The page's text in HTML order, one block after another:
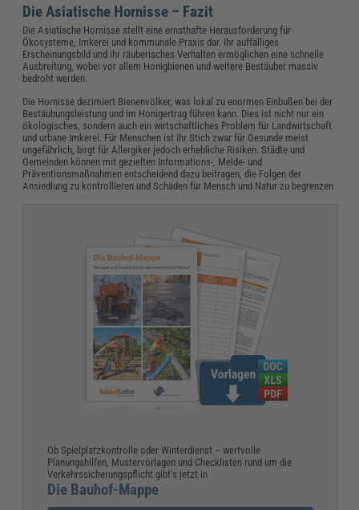
Die Asiatische Hornisse – Fazit
Die Asiatische Hornisse stellt eine ernsthafte Herausforderung für
Ökosysteme, Imkerei und kommunale Praxis dar. Ihr auffälliges
Erscheinungsbild und ihr räuberisches Verhalten ermöglichen eine schnelle
Ausbreitung, wobei vor allem Honigbienen und weitere Bestäuber massiv
bedroht werden.
Die Hornisse dezimiert Bienenvölker, was lokal zu enormen Einbußen bei der
Bestäubungsleistung und im Honigertrag führen kann. Dies ist nicht nur ein
ökologisches, sondern auch ein wirtschaftliches Problem für Landwirtschaft
und urbane Imkerei. Für Menschen ist ihr Stich zwar für Gesunde meist
ungefährlich, birgt für Allergiker jedoch erhebliche Risiken. Städte und
Gemeinden können mit gezielten Informations-, Melde- und
Präventionsmaßnahmen entscheidend dazu beitragen, die Folgen der
Ansiedlung zu kontrollieren und Schäden für Mensch und Natur zu begrenzen
Ob Spielplatzkontrolle oder Winterdienst – wertvolle
Planungshilfen, Mustervorlagen und Checklisten rund um die
Verkehrssicherungspflicht gibt's jetzt in
Die Bauhof-Mappe